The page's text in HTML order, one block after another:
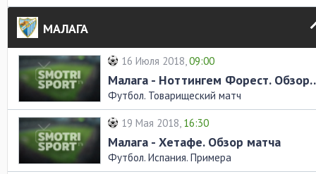
МАЛАГА
16 Июля 2018,09:00
Малага -
Футбол. Товарищеский матч
19 Мая 2018, 16:30
Малага - Хетафе. Обзор матча
Футбол. Испания. Примера